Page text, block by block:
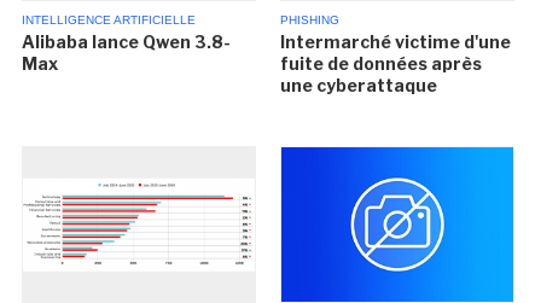
INTELLIGENCE ARTIFICIELLE
Alibaba lance Qwen 3.8-
Max
PHISHING
Intermarché victime d'une
fuite de données après
une cyberattaque